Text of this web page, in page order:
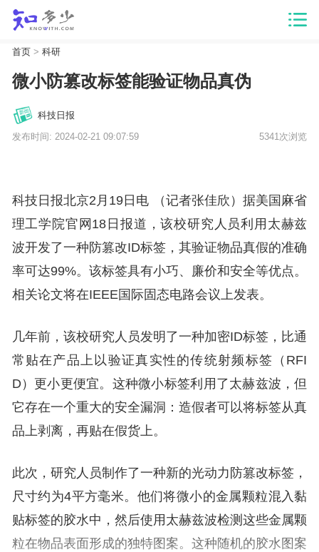
首页> 科研
微小防篡改标签能验证物品真伪
科技日报
发布时间: 2024-02-21 09:07:59 5341次浏览
科技日报北京2月19日电 （记者张佳欣）据美国麻省
理工学院官网18日报道，该校研究人员利用太赫兹
波开发了一种防篡改ID标签，其验证物品真假的准确
率可达99%。该标签具有小巧、廉价和安全等优点。
相关论文将在IEEE国际固态电路会议上发表。
几年前，该校研究人员发明了一种加密ID标签，比通
常贴在产品上以验证真实性的传统射频标签（RFI
D）更小更便宜。这种微小标签利用了太赫兹波，但
它存在一个重大的安全漏洞：造假者可以将标签从真
品上剥离，再贴在假货上。
此次，研究人员制作了一种新的光动力防篡改标签，
尺寸约为4平方毫米。他们将微小的金属颗粒混入黏
贴标签的胶水中，然后使用太赫兹波检测这些金属颗
粒在物品表面形成的独特图案。这种随机的胶水图案